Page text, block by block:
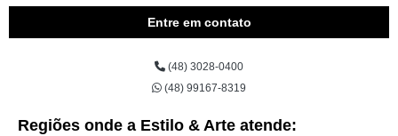
locação de poltronas perto de mim valor Laguna
aluguel de moveis para eventos valor Canasvieiras
locação de moveis para feiras e eventos Daniela
Entre em contato
(48) 3028-0400
(48) 99167-8319
Regiões onde a Estilo & Arte atende: